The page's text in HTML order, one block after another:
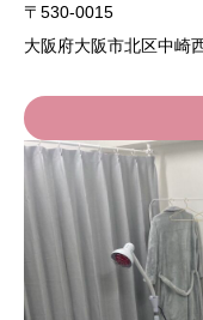
〒530-0015
大阪府大阪市北区中崎